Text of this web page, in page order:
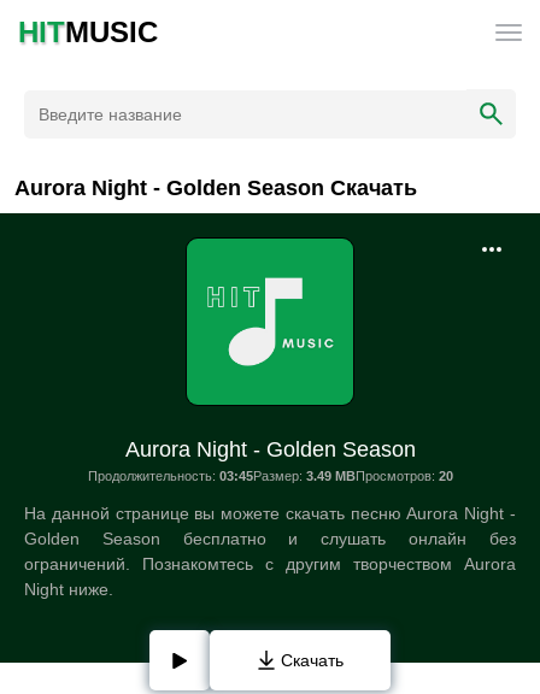
HITMUSIC
Aurora Night - Golden Season Скачать
Aurora Night - Golden Season
Продолжительность: 03:45Размер: 3.49 MBПросмотров: 20
На данной странице вы можете скачать песню Aurora Night -
Golden Season бесплатно и слушать онлайн без
ограничений. Познакомтесь с другим творчеством Aurora
Night ниже.
Скачать